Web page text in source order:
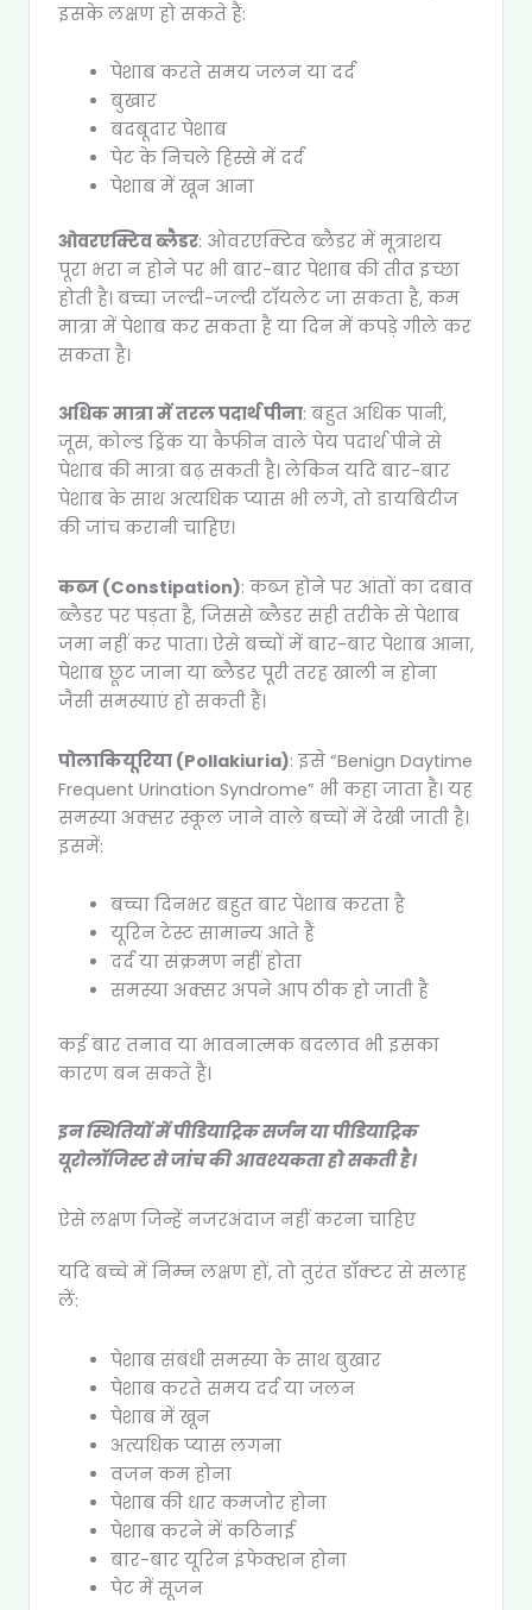
इसके लक्षण हो सकते हैं:
पेशाब करते समय जलन या दर्द
बुखार
बदबूदार पेशाब
पेट के निचले हिस्से में दर्द
पेशाब में खून आना
ओवरएक्टिव ब्लैडर: ओवरएक्टिव ब्लैडर में मूत्राशय
पूरा भरा न होने पर भी बार-बार पेशाब की तीव्र इच्छा
होती है। बच्चा जल्दी-जल्दी टॉयलेट जा सकता है, कम
मात्रा में पेशाब कर सकता है या दिन में कपड़े गीले कर
सकता है।
अधिक मात्रा में तरल पदार्थ पीना: बहुत अधिक पानी,
जूस, कोल्ड ड्रिंक या कैफीन वाले पेय पदार्थ पीने से
पेशाब की मात्रा बढ़ सकती है। लेकिन यदि बार-बार
पेशाब के साथ अत्यधिक प्यास भी लगे, तो डायबिटीज
की जांच करानी चाहिए।
कब्ज (Constipation): कब्ज होने पर आंतों का दबाव
ब्लैडर पर पड़ता है, जिससे ब्लैडर सही तरीके से पेशाब
जमा नहीं कर पाता। ऐसे बच्चों में बार-बार पेशाब आना,
पेशाब छूट जाना या ब्लैडर पूरी तरह खाली न होना
जैसी समस्याएं हो सकती हैं।
पोलाकियूरिया (Pollakiuria): इसे “Benign Daytime
Frequent Urination Syndrome” भी कहा जाता है। यह
समस्या अक्सर स्कूल जाने वाले बच्चों में देखी जाती है।
इसमें:
बच्चा दिनभर बहुत बार पेशाब करता है
यूरिन टेस्ट सामान्य आते हैं
दर्द या संक्रमण नहीं होता
समस्या अक्सर अपने आप ठीक हो जाती है
कई बार तनाव या भावनात्मक बदलाव भी इसका
कारण बन सकते हैं।
इन स्थितियों में पीडियाट्रिक सर्जन या पीडियाट्रिक
यूरोलॉजिस्ट से जांच की आवश्यकता हो सकती है।
ऐसे लक्षण जिन्हें नजरअंदाज नहीं करना चाहिए
यदि बच्चे में निम्न लक्षण हों, तो तुरंत डॉक्टर से सलाह
लें:
पेशाब संबंधी समस्या के साथ बुखार
पेशाब करते समय दर्द या जलन
पेशाब में खून
अत्यधिक प्यास लगना
वजन कम होना
पेशाब की धार कमजोर होना
पेशाब करने में कठिनाई
बार-बार यूरिन इंफेक्शन होना
पेट में सूजन